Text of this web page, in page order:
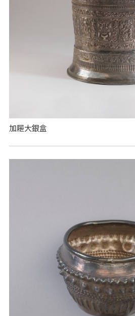
加屜大銀盒